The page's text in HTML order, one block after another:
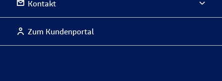
Kontakt
Zum Kundenportal